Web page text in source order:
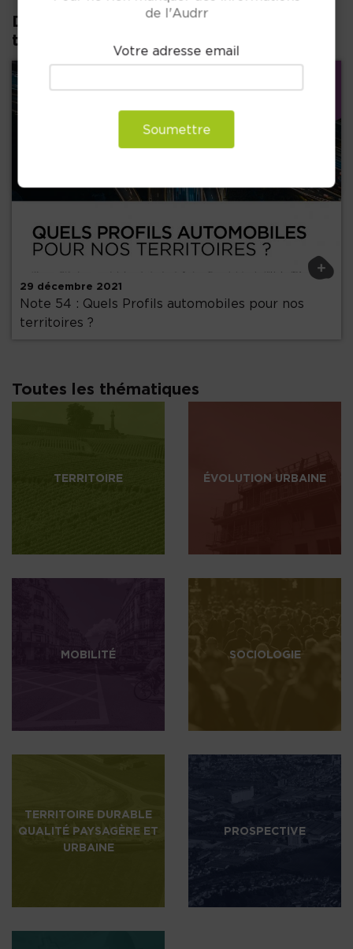
D'autres publications dans la même
thématique :
Précédent
+
29 décembre 2021
Note 54 : Quels Profils automobiles pour nos
territoires ?
Toutes les thématiques
TERRITOIRE ÉVOLUTION URBAINE
MOBILITÉ SOCIOLOGIE
TERRITOIRE DURABLE
QUALITÉ PAYSAGÈRE ET
URBAINE
PROSPECTIVE
de l'Audrr
Votre adresse email
Soumettre